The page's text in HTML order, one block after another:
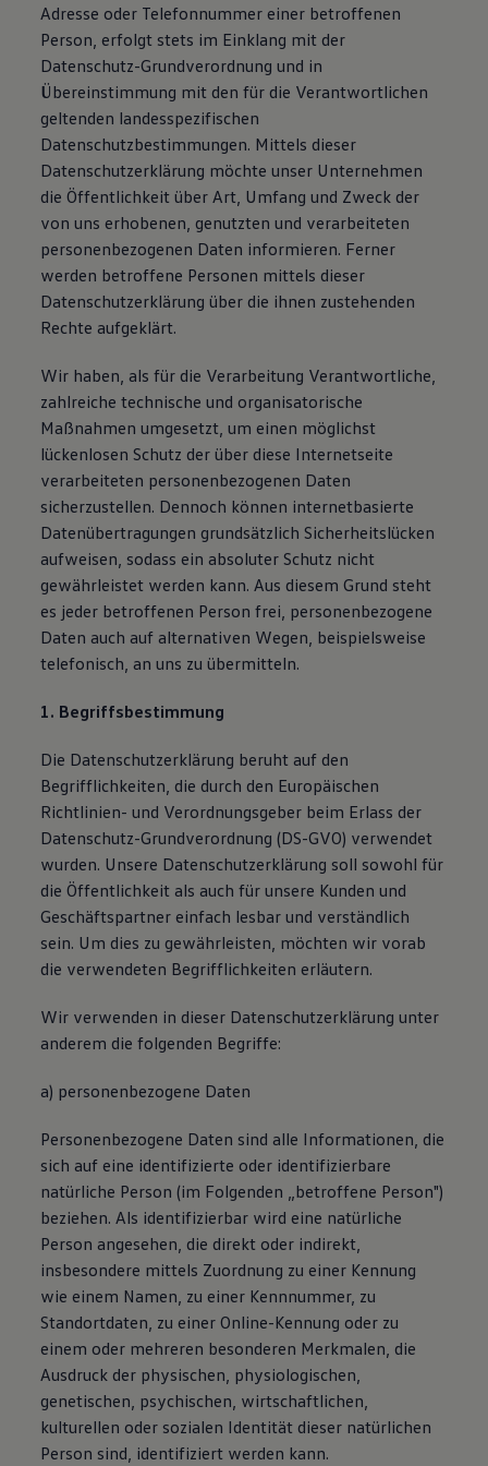
Magazin
Lifestyle
Transport
Familie
Elektromobilität
Volkswagen R
Pannen- und Unfallhilfe
Volkswagen Kundenbetreuung
Adresse oder Telefonnummer einer betroffenen
Person, erfolgt stets im Einklang mit der
Datenschutz-Grundverordnung und in
Übereinstimmung mit den für die Verantwortlichen
geltenden landesspezifischen
Datenschutzbestimmungen. Mittels dieser
Datenschutzerklärung möchte unser Unternehmen
die Öffentlichkeit über Art, Umfang und Zweck der
von uns erhobenen, genutzten und verarbeiteten
personenbezogenen Daten informieren. Ferner
werden betroffene Personen mittels dieser
Datenschutzerklärung über die ihnen zustehenden
Rechte aufgeklärt.
Wir haben, als für die Verarbeitung Verantwortliche,
zahlreiche technische und organisatorische
Maßnahmen umgesetzt, um einen möglichst
lückenlosen Schutz der über diese Internetseite
verarbeiteten personenbezogenen Daten
sicherzustellen. Dennoch können internetbasierte
Datenübertragungen grundsätzlich Sicherheitslücken
aufweisen, sodass ein absoluter Schutz nicht
gewährleistet werden kann. Aus diesem Grund steht
es jeder betroffenen Person frei, personenbezogene
Daten auch auf alternativen Wegen, beispielsweise
telefonisch, an uns zu übermitteln.
1. Begriffsbestimmung
Die Datenschutzerklärung beruht auf den
Begrifflichkeiten, die durch den Europäischen
Richtlinien- und Verordnungsgeber beim Erlass der
Datenschutz-Grundverordnung (DS-GVO) verwendet
wurden. Unsere Datenschutzerklärung soll sowohl für
die Öffentlichkeit als auch für unsere Kunden und
Geschäftspartner einfach lesbar und verständlich
sein. Um dies zu gewährleisten, möchten wir vorab
die verwendeten Begrifflichkeiten erläutern.
Wir verwenden in dieser Datenschutzerklärung unter
anderem die folgenden Begriffe:
a) personenbezogene Daten
Personenbezogene Daten sind alle Informationen, die
sich auf eine identifizierte oder identifizierbare
natürliche Person (im Folgenden „betroffene Person")
beziehen. Als identifizierbar wird eine natürliche
Person angesehen, die direkt oder indirekt,
insbesondere mittels Zuordnung zu einer Kennung
wie einem Namen, zu einer Kennnummer, zu
Standortdaten, zu einer Online-Kennung oder zu
einem oder mehreren besonderen Merkmalen, die
Ausdruck der physischen, physiologischen,
genetischen, psychischen, wirtschaftlichen,
kulturellen oder sozialen Identität dieser natürlichen
Person sind, identifiziert werden kann.